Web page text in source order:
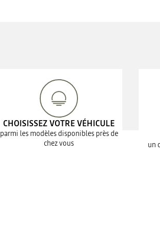
CHOISISSEZ VOTRE VÉHICULE
parmi les modèles disponibles près de
chez vous
un